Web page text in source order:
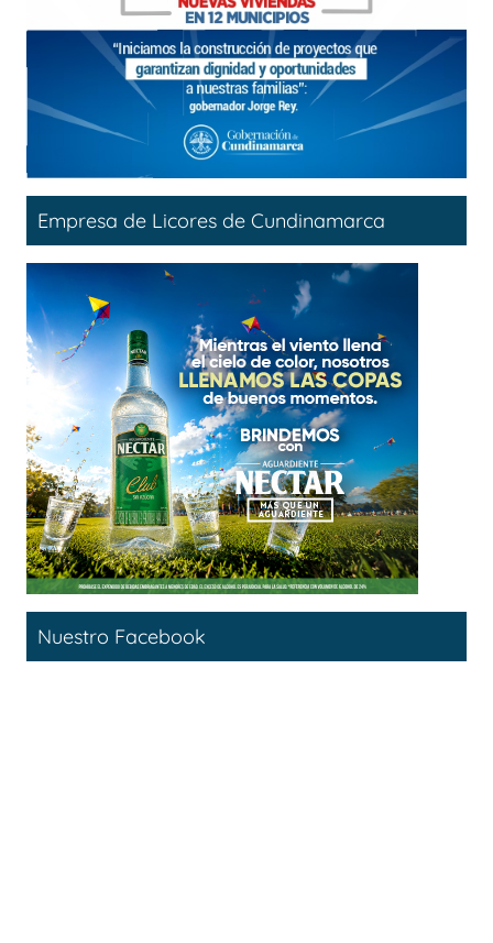
Empresa de Licores de Cundinamarca
Nuestro Facebook